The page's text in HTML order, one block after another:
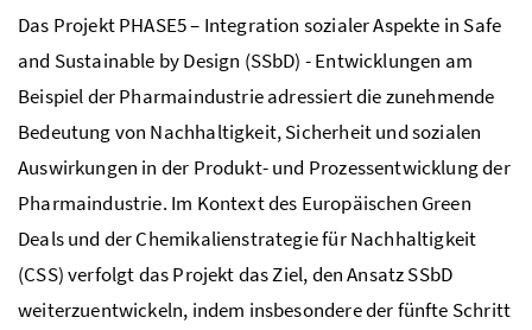
Das Projekt PHASE5 – Integration sozialer Aspekte in Safe
and Sustainable by Design (SSbD) - Entwicklungen am
Beispiel der Pharmaindustrie adressiert die zunehmende
Bedeutung von Nachhaltigkeit, Sicherheit und sozialen
Auswirkungen in der Produkt- und Prozessentwicklung der
Pharmaindustrie. Im Kontext des Europäischen Green
Dealsund der Chemikalienstrategie für Nachhaltigkeit
(CSS) verfolgt das Projekt das Ziel, den Ansatz SSbD
weiterzuentwickeln, indem insbesondere der fünfte Schritt